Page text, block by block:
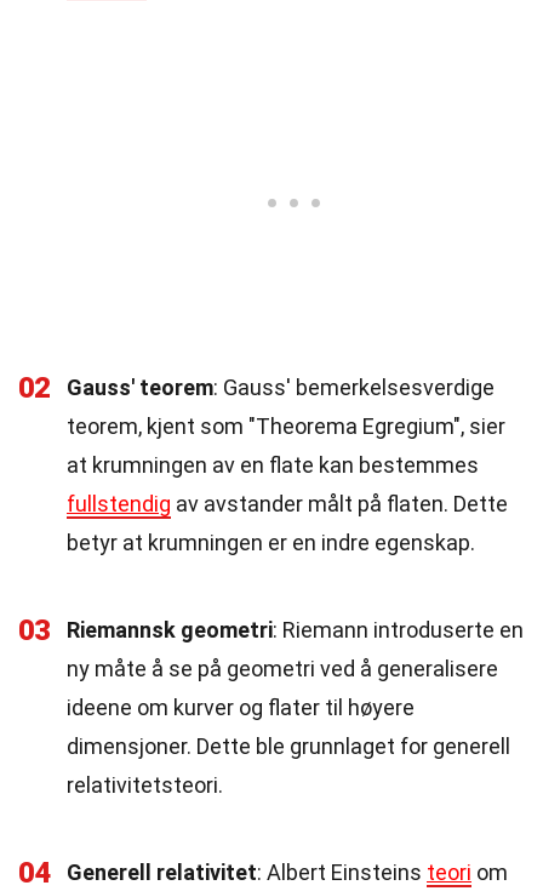
02 Gauss' teorem: Gauss' bemerkelsesverdige
teorem, kjent som "Theorema Egregium", sier
at krumningen av en flate kan bestemmes
fullstendig av avstander målt på flaten. Dette
betyr at krumningen er en indre egenskap.
03 Riemannsk geometri: Riemann introduserte en
ny måte å se på geometri ved å generalisere
ideene om kurver og flater til høyere
dimensjoner. Dette ble grunnlaget for generell
relativitetsteori.
04 Generell relativitet: Albert Einsteins teori om